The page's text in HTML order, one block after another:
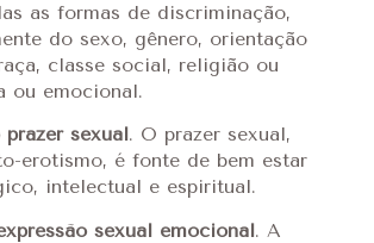
as formas de discriminação,
do sexo, gênero, orientação
classe social, religião ou
ou emocional.
sexual. O prazer sexual,
erotismo, é fonte de bem estar
intelectual e espiritual.
sexual emocional. A